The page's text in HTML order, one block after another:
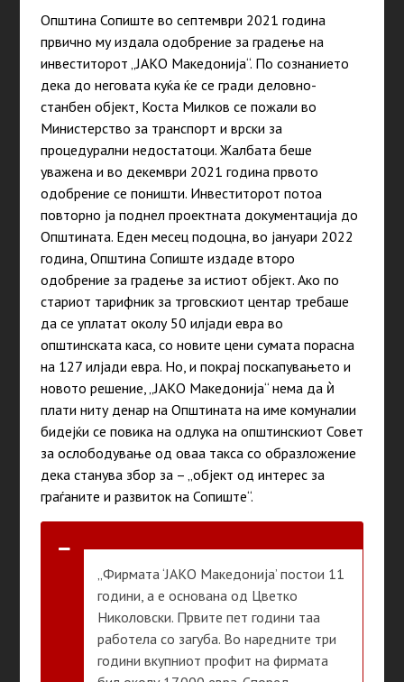
Општина Сопиште во септември 2021 година
првично му издала одобрение за градење на
инвеститорот „ЈАКО Македонија“. По сознанието
дека до неговата куќа ќе се гради деловно-
станбен објект, Коста Милков се пожали во
Министерство за транспорт и врски за
процедурални недостатоци. Жалбата беше
уважена и во декември 2021 година првото
одобрение се поништи. Инвеститорот потоа
повторно ја поднел проектната документација до
Општината. Еден месец подоцна, во јануари 2022
година, Општина Сопиште издаде второ
одобрение за градење за истиот објект. Ако по
стариот тарифник за трговскиот центар требаше
да се уплатат околу 50 илјади евра во
општинската каса, со новите цени сумата порасна
на 127 илјади евра. Но, и покрај поскапувањето и
новото решение, „ЈАКО Македонија“ нема да ѝ
плати ниту денар на Општината на име комуналии
бидејќи се повика на одлука на општинскиот Совет
за ослободување од оваа такса со образложение
дека станува збор за – „објект од интерес за
граѓаните и развиток на Сопиште“.
„Фирмата ‘ЈАКО Македонија’ постои 11
години, а е основана од Цветко
Николовски. Првите пет години таа
работела со загуба. Во наредните три
години вкупниот профит на фирмата